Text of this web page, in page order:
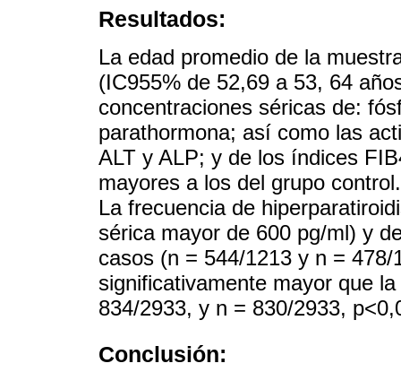
Resultados:
La edad promedio de la
(IC955% de 52,69 a 53, 64
concentraciones séricas de:
parathormona; así como las
ALT y ALP; y de los índices
mayores a los del grupo
La frecuencia de
sérica mayor de 600 pg/ml) y
casos (n = 544/1213 y n =
significativamente mayor que
834/2933, y n = 830/2933,
Conclusión: